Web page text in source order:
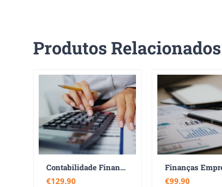
Produtos Relacionados
Contabilidade Financeira
€129.90
€99.90